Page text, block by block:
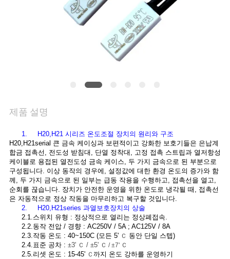
연
처
뉴
스
제품 설명
1. H20,H21 시리즈 온도조절 장치의 원리와 구조
H20,H21serial 큰 금속 케이싱과 보편적이고 강화한 보호기들은 은납계
합금 접촉선, 전도성 받침대, 단열 정착대, 고정 접촉 스트립과 열저항성
케이블로 용접된 열전도성 금속 케이스, 두 가지 금속으로 된 부분으로
구성됩니다. 이상 동작의 경우에, 설정값에 대한 환경 온도의 증가와 함
께, 두 가지 금속으로 된 일부는 급동 작용을 수행하고, 접촉선을 열고,
순회를 끊습니다. 장치가 안전한 운영을 위한 온도로 냉각될 때, 접촉선
은 자동적으로 정상 작동을 마무리하고 복구할 것입니다.
2. H20,H21series 과열보호장치의 상술
2.1.스위치 유형 : 정상적으로 열리는 정상폐접속.
2.2.동작 전압 / 경향 : AC250V / 5A ; AC125V / 8A
2.3.작동 온도 : 40~150C (모든 5' Ｃ 동안 단일 스텝)
2.4.표준 공차 : ±3' Ｃ / ±5' Ｃ / ±7' Ｃ
2.5.리셋 온도 : 15-45' Ｃ 까지 온도 강하를 운영하기